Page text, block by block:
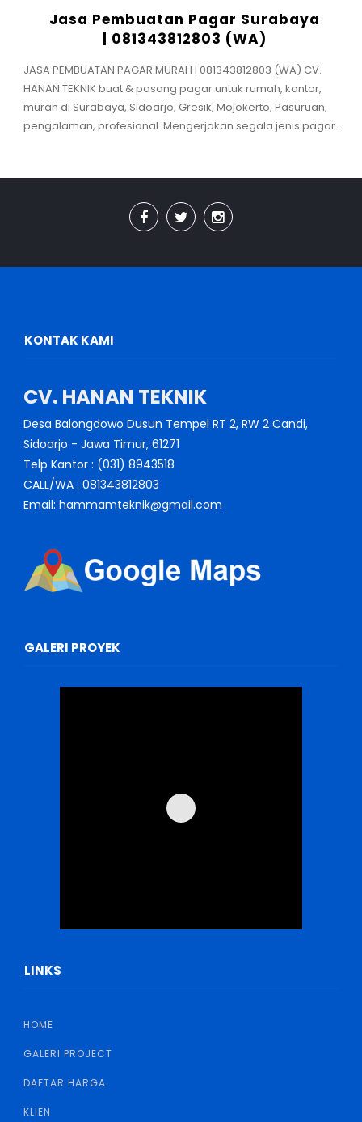
Jasa Pembuatan Pagar Surabaya
| 081343812803 (WA)
JASA PEMBUATAN PAGAR MURAH | 081343812803 (WA) CV.
HANAN TEKNIK buat & pasang pagar untuk rumah, kantor,
murah di Surabaya, Sidoarjo, Gresik, Mojokerto, Pasuruan,
pengalaman, profesional. Mengerjakan segala jenis pagar...
KONTAK KAMI
CV. HANAN TEKNIK
Desa Balongdowo Dusun Tempel RT 2, RW 2 Candi,
Sidoarjo - Jawa Timur, 61271
Telp Kantor : (031) 8943518
CALL/WA : 081343812803
Email: hammamteknik@gmail.com
GALERI PROYEK
LINKS
HOME
GALERI PROJECT
DAFTAR HARGA
KLIEN